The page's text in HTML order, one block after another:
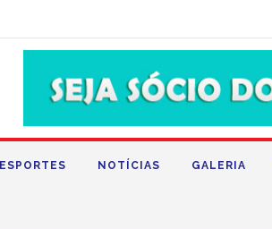
ESPORTES NOTÍCIAS GALERIA